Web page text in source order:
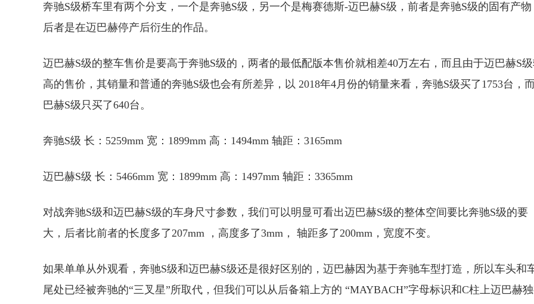
奔驰S级桥车里有两个分支，一个是奔驰S级，另一个是梅赛德斯-迈巴赫S级，前者是奔驰S级的固有产物
后者是在迈巴赫停产后衍生的作品。
迈巴赫S级的整车售价是要高于奔驰S级的，两者的最低配版本售价就相差40万左右，而且由于迈巴赫S
高的售价，其销量和普通的奔驰S级也会有所差异，以 2018年4月份的销量来看，奔驰S级买了1753台，
巴赫S级只买了640台。
奔驰S级 长：5259mm 宽：1899mm 高：1494mm 轴距：3165mm
迈巴赫S级 长：5466mm 宽：1899mm 高：1497mm 轴距：3365mm
对战奔驰S级和迈巴赫S级的车身尺寸参数，我们可以明显可看出迈巴赫S级的整体空间要比奔驰S级的要
大，后者比前者的长度多了207mm ，高度多了3mm， 轴距多了200mm，宽度不变。
如果单单从外观看，奔驰S级和迈巴赫S级还是很好区别的，迈巴赫因为基于奔驰车型打造，所以车头和
尾处已经被奔驰的“三叉星”所取代，但我们可以从后备箱上方的 “MAYBACH”字母标识和C柱上迈巴赫